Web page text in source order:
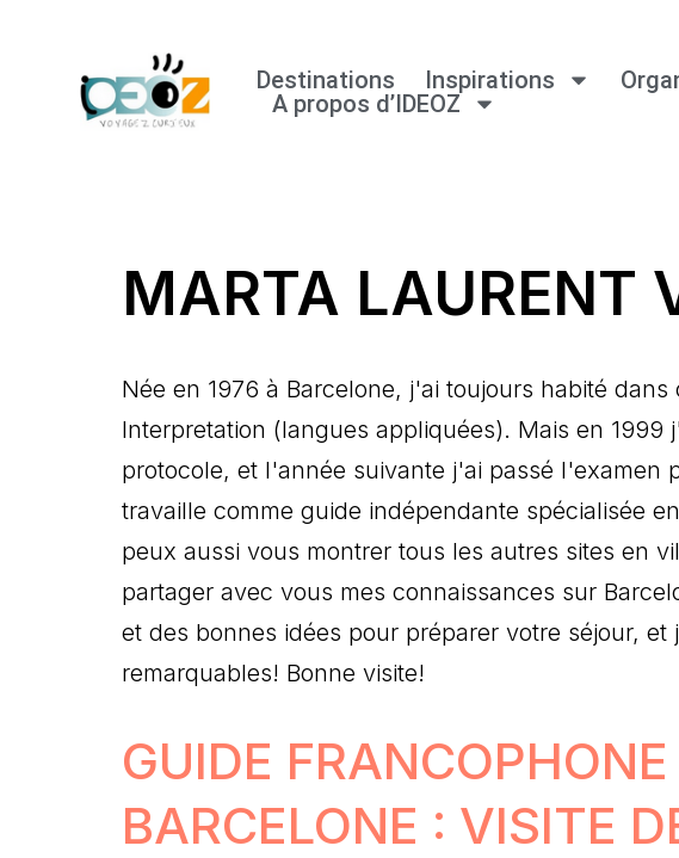
Destinations Inspirations
A propos d’IDEOZ
MARTA LAURENT
Née en 1976 à Barcelone, j'ai toujours habité
Interpretation (langues appliquées). Mais en
protocole, et l'année suivante j'ai passé l'examen
travaille comme guide indépendante spécialisée
peux aussi vous montrer tous les autres sites en
partager avec vous mes connaissances sur
et des bonnes idées pour préparer votre séjour,
remarquables! Bonne visite!
GUIDE FRANCOPHONE
BARCELONE : VISITE